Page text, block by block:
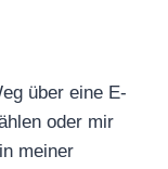
über eine E-
oder mir
meiner